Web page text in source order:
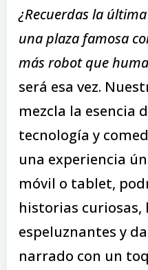
¿Recuerdas la
una plaza famosa
más robot que
será esa vez.
mezcla la esencia
tecnología y
una experiencia
móvil o tablet,
historias curiosas,
espeluznantes y
narrado con un